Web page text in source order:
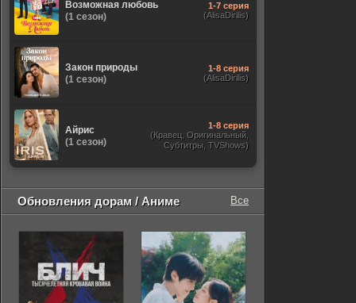
Возможная любовь
(1 сезон)
1-7 серия
(AlisaDirilis)
Закон природы
(1 сезон)
1-8 серия
(AlisaDirilis)
Айрис
(1 сезон)
1-8 серия
(Кравец, Оригинальный,
Субтитры, TVShows)
Обновления дорам / Аниме Все